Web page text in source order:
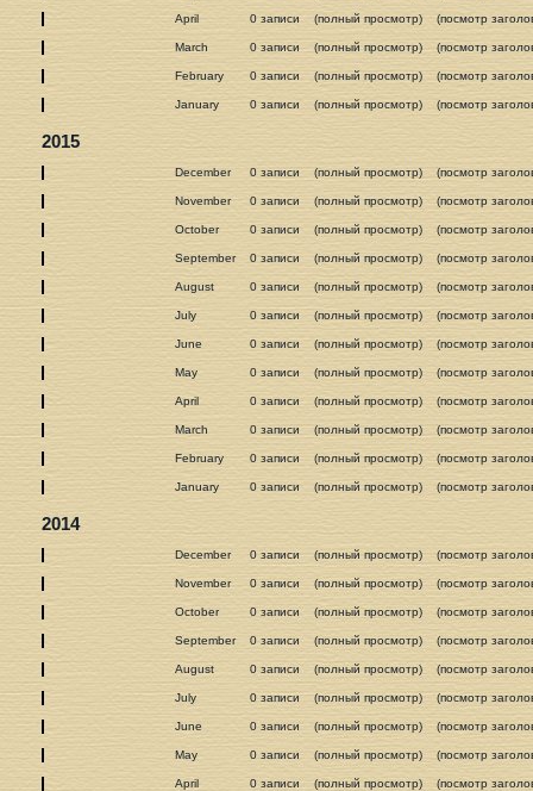
April 0 записи (полный просмотр) (посмотр
March 0 записи (полный просмотр) (посмотр
February 0 записи (полный просмотр) (посмотр
January 0 записи (полный просмотр) (посмотр
2015
December 0 записи (полный просмотр) (посмотр
November 0 записи (полный просмотр) (посмотр
October 0 записи (полный просмотр) (посмотр
September 0 записи (полный просмотр) (посмотр
August 0 записи (полный просмотр) (посмотр
July 0 записи (полный просмотр) (посмотр
June 0 записи (полный просмотр) (посмотр
May 0 записи (полный просмотр) (посмотр
April 0 записи (полный просмотр) (посмотр
March 0 записи (полный просмотр) (посмотр
February 0 записи (полный просмотр) (посмотр
January 0 записи (полный просмотр) (посмотр
2014
December 0 записи (полный просмотр) (посмотр
November 0 записи (полный просмотр) (посмотр
October 0 записи (полный просмотр) (посмотр
September 0 записи (полный просмотр) (посмотр
August 0 записи (полный просмотр) (посмотр
July 0 записи (полный просмотр) (посмотр
June 0 записи (полный просмотр) (посмотр
May 0 записи (полный просмотр) (посмотр
April 0 записи (полный просмотр) (посмотр